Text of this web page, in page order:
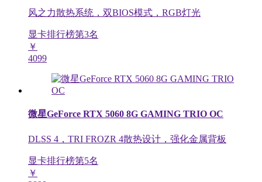
风之力散热系统，双BIOS模式，RGB灯光
显卡排行榜第3名
￥
4099
微星GeForce RTX 5060 8G GAMING TRIO OC
DLSS 4，TRI FROZR 4散热设计，强化金属背板
显卡排行榜第5名
￥